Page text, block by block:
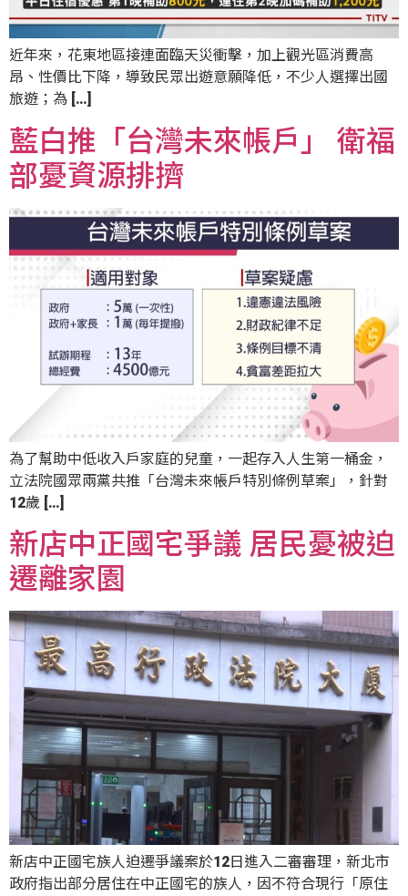
近年來，花東地區接連面臨天災衝擊，加上觀光區消費高
昂、性價比下降，導致民眾出遊意願降低，不少人選擇出國
旅遊；為 […]
藍白推「台灣未來帳戶」 衛福
部憂資源排擠
為了幫助中低收入戶家庭的兒童，一起存入人生第一桶金，
立法院國眾兩黨共推「台灣未來帳戶特別條例草案」，針對
12歲 […]
新店中正國宅爭議 居民憂被迫
遷離家園
新店中正國宅族人迫遷爭議案於12日進入二審審理，新北市
政府指出部分居住在中正國宅的族人，因不符合現行「原住